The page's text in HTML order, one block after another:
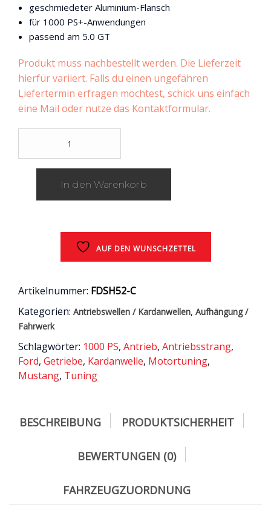
geschmiedeter Aluminium-Flansch
für 1000 PS+-Anwendungen
passend am 5.0 GT
Produkt muss nachbestellt werden. Die Lieferzeit
hierfür variiert. Falls du einen ungefähren
Liefertermin erfragen möchtest, schick uns einfach
eine Mail oder nutze das Kontaktformular.
3,25"
Kardanwelle
5.0
/
Ford
6
(LAE
/
In den Warenkorb
AUF DEN WUNSCHZETTEL
Artikelnummer: FDSH52-C
Kategorien: Antriebswellen / Kardanwellen, Aufhängung /
Fahrwerk
Schlagwörter: 1000 PS, Antrieb, Antriebsstrang,
Ford, Getriebe, Kardanwelle, Motortuning,
Mustang, Tuning
BESCHREIBUNG PRODUKTSICHERHEIT
BEWERTUNGEN (0)
FAHRZEUGZUORDNUNG